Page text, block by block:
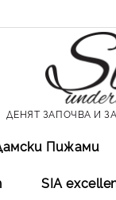
ДЕНЯТ ЗАПОЧВА И
Пижами
SIA